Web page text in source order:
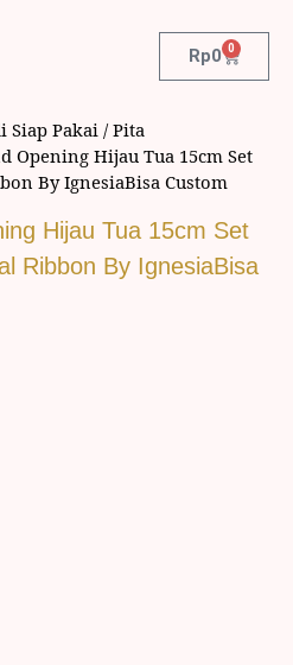
Rp0 0
Siap Pakai /Pita
Opening Hijau Tua 15cm Set
By IgnesiaBisa Custom
Hijau Tua 15cm Set
Ribbon By IgnesiaBisa